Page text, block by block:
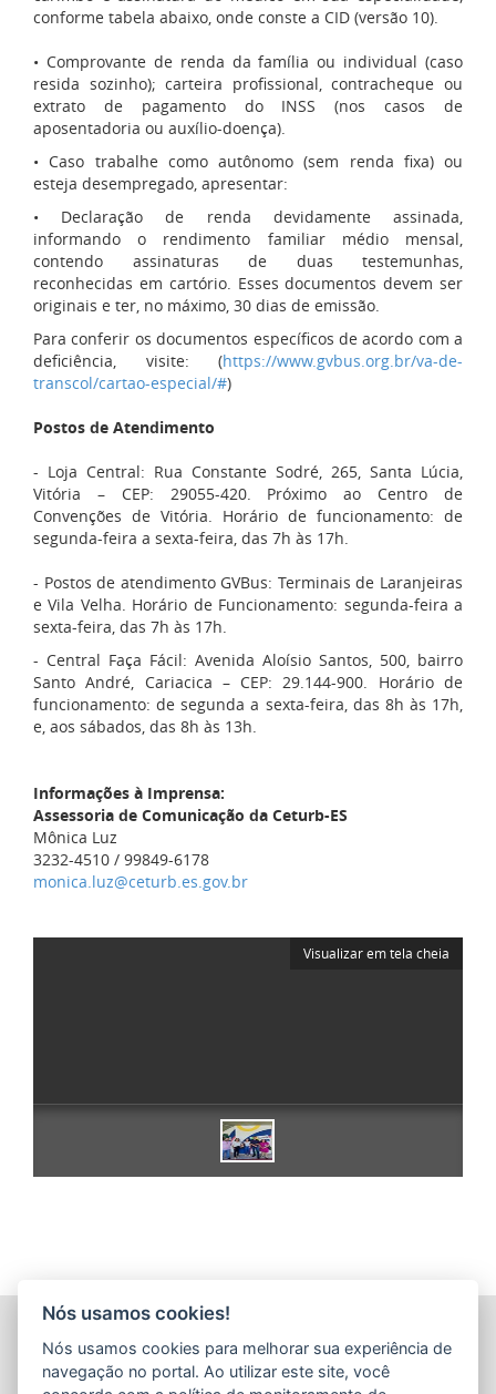
conforme tabela abaixo, onde conste a CID (versão 10).
• Comprovante de renda da família ou individual (caso
resida sozinho); carteira profissional, contracheque ou
extrato de pagamento do INSS (nos casos de
aposentadoria ou auxílio-doença).
• Caso trabalhe como autônomo (sem renda fixa) ou
esteja desempregado, apresentar:
• Declaração de renda devidamente assinada,
informando o rendimento familiar médio mensal,
contendo assinaturas de duas testemunhas,
reconhecidas em cartório. Esses documentos devem ser
originais e ter, no máximo, 30 dias de emissão.
Para conferir os documentos específicos de acordo com a
deficiência, visite: (https://www.gvbus.org.br/va-de-
transcol/cartao-especial/#)
Postos de Atendimento
- Loja Central: Rua Constante Sodré, 265, Santa Lúcia,
Vitória – CEP: 29055-420. Próximo ao Centro de
Convenções de Vitória. Horário de funcionamento: de
segunda-feira a sexta-feira, das 7h às 17h.
- Postos de atendimento GVBus: Terminais de Laranjeiras
e Vila Velha. Horário de Funcionamento: segunda-feira a
sexta-feira, das 7h às 17h.
- Central Faça Fácil: Avenida Aloísio Santos, 500, bairro
Santo André, Cariacica – CEP: 29.144-900. Horário de
funcionamento: de segunda a sexta-feira, das 8h às 17h,
e, aos sábados, das 8h às 13h.
Informações à Imprensa:
Assessoria de Comunicação da Ceturb-ES
Mônica Luz
3232-4510 / 99849-6178
monica.luz@ceturb.es.gov.br
Visualizar em tela cheia
COMPANHIA ESTADUAL DE TRANSPORTES COLETIVOS DE
PASSAGEIROS DO ESTADO DO ESPÍRITO SANTO
(CETURB/ES)
Nós usamos cookies!
Nós usamos cookies para melhorar sua experiência de
navegação no portal. Ao utilizar este site, você